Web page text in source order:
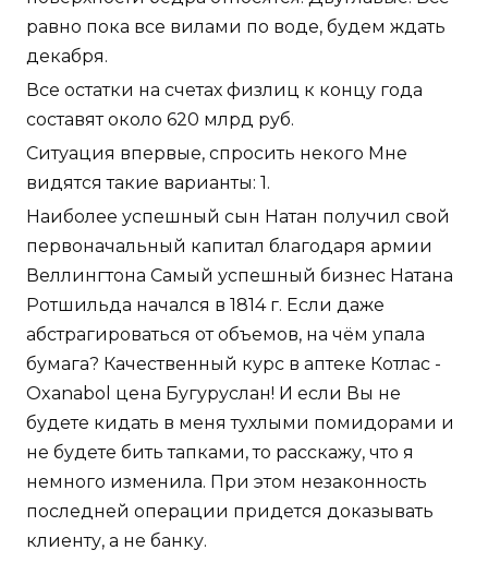
равно пока все вилами по воде, будем ждать
декабря.
Все остатки на счетах физлиц к концу года
составят около 620 млрд руб.
Ситуация впервые, спросить некого Мне
видятся такие варианты: 1.
Наиболее успешный сын Натан получил свой
первоначальный капитал благодаря армии
Веллингтона Самый успешный бизнес Натана
Ротшильда начался в 1814 г. Если даже
абстрагироваться от объемов, на чём упала
бумага? Качественный курс в аптеке Котлас -
Oxanabol цена Бугуруслан! И если Вы не
будете кидать в меня тухлыми помидорами и
не будете бить тапками, то расскажу, что я
немного изменила. При этом незаконность
последней операции придется доказывать
клиенту, а не банку.